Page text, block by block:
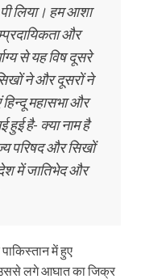
लिया। हम आशा
और
से यह विष दूसरे
ने और दूसरों ने
हिन्दू महासभा और
है- क्या नाम है
परिषद और सिखों
में जातिभेद और
में हुए
उससे लगे आघात का जिक्र